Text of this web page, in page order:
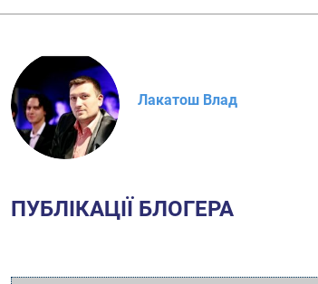
Лакатош Влад
ПУБЛІКАЦІЇ БЛОГЕРА